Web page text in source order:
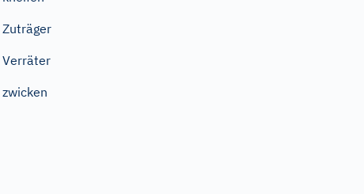
Zuträger
Verräter
zwicken